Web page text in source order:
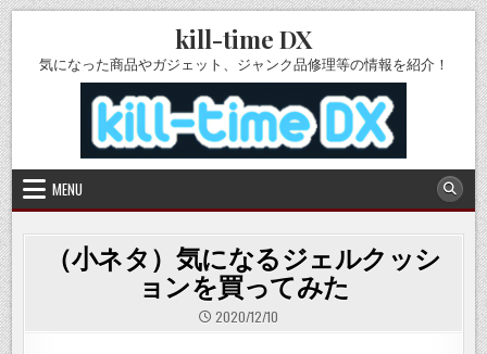
Skip
to
content
kill-time DX
気になった商品やガジェット、ジャンク品修理等の情報を紹介！
MENU
（小ネタ）気になるジェルクッシ
ョンを買ってみた
2020/12/10